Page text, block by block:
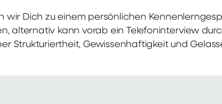
wir Dich zu einem persönlichen
alternativ kann vorab ein Telefoninterview
Strukturiertheit, Gewissenhaftigkeit und